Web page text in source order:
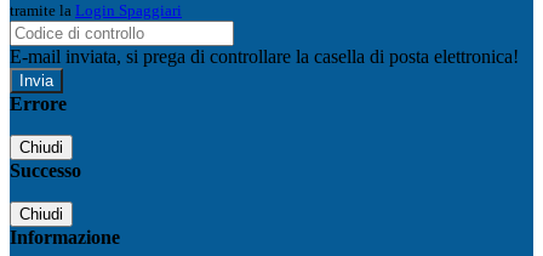
tramite la Login Spaggiari
E-mail inviata, si prega di controllare la casella di posta elettronica!
Errore
Chiudi
Successo
Chiudi
Informazione